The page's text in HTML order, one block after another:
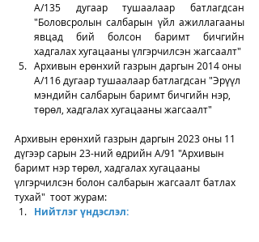
А/135 дугаар тушаалаар батлагдсан
"Боловсролын салбарын үйл ажиллагааны
явцад бий болсон баримт бичгийн
хадгалах хугацааны үлгэрчилсэн жагсаалт"
Архивын ерөнхий газрын даргын 2014 оны
А/116 дугаар тушаалаар батлагдсан "Эрүүл
мэндийн салбарын баримт бичгийн нэр,
төрөл, хадгалах хугацааны жагсаалт"
Архивын ерөнхий газрын даргын 2023 оны 11
дүгээр сарын 23-ний өдрийн А/91 "Архивын
баримт нэр төрөл, хадгалах хугацааны
үлгэрчилсэн болон салбарын жагсаалт батлах
тухай"  тоот журам:
Нийтлэг үндэслэл: